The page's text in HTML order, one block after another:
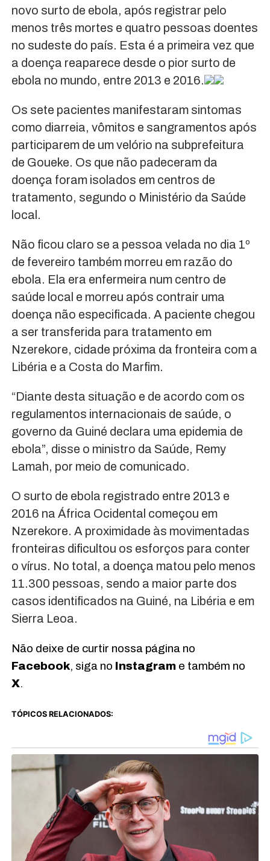
novo surto de ebola, após registrar pelo
menos três mortes e quatro pessoas doentes
no sudeste do país. Esta é a primeira vez que
a doença reaparece desde o pior surto de
ebola no mundo, entre 2013 e 2016.
Os sete pacientes manifestaram sintomas
como diarreia, vômitos e sangramentos após
participarem de um velório na subprefeitura
de Goueke. Os que não padeceram da
doença foram isolados em centros de
tratamento, segundo o Ministério da Saúde
local.
Não ficou claro se a pessoa velada no dia 1º
de fevereiro também morreu em razão do
ebola. Ela era enfermeira num centro de
saúde local e morreu após contrair uma
doença não especificada. A paciente chegou
a ser transferida para tratamento em
Nzerekore, cidade próxima da fronteira com a
Libéria e a Costa do Marfim.
“Diante desta situação e de acordo com os
regulamentos internacionais de saúde, o
governo da Guiné declara uma epidemia de
ebola”, disse o ministro da Saúde, Remy
Lamah, por meio de comunicado.
O surto de ebola registrado entre 2013 e
2016 na África Ocidental começou em
Nzerekore. A proximidade às movimentadas
fronteiras dificultou os esforços para conter
o vírus. No total, a doença matou pelo menos
11.300 pessoas, sendo a maior parte dos
casos identificados na Guiné, na Libéria e em
Sierra Leoa.
Não deixe de curtir nossa página no
Facebook, siga no Instagrame também no
X.
TÓPICOS RELACIONADOS: